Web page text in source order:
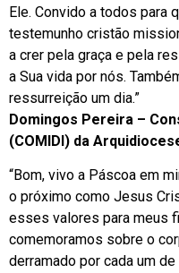
Ele. Convido a todos para
testemunho cristão
a crer pela graça e pela
a Sua vida por nós.
ressurreição um dia.”
Domingos Pereira –
(COMIDI) da
“Bom, vivo a Páscoa em
o próximo como Jesus
esses valores para meus
comemoramos sobre o
derramado por cada um